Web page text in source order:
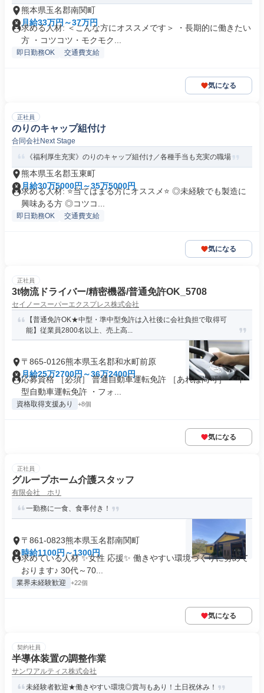
熊本県玉名郡南関町
月給33万円～37万円
求める人材: ＜こんな方にオススメです＞ ・長期的に働きたい
方 ・コツコツ・モクモク...
即日勤務OK 交通費支給
気になる
正社員
のりのキャップ組付け
合同会社Next Stage
《福利厚生充実》のりのキャップ組付け／各種手当も充実の職場
熊本県玉名郡玉東町
月給30万5000円～35万5000円
求める人材: ⭐️当てはまる方にオススメ⭐️ ◎未経験でも製造に
興味ある方 ◎コツコ...
即日勤務OK 交通費支給
気になる
正社員
3t物流ドライバー/精密機器/普通免許OK_5708
セイノースーパーエクスプレス株式会社
【普通免許OK★中型・準中型免許は入社後に会社負担で取得可
能】従業員2800名以上、売上高...
〒865-0126熊本県玉名郡和水町前原
月給25万2700円～36万2400円
応募資格 ［必須］ 普通自動車運転免許 ［あれば尚可］ ・中
型自動車運転免許 ・フォ...
資格取得支援あり +8個
気になる
正社員
グループホーム介護スタッフ
有限会社 ホリ
一勤務に一食、食事付き！
〒861-0823熊本県玉名郡南関町
時給1100円～1300円
求めている人材 ✨女性 応援✨ 働きやすい環境づくりに努めて
おります♪ 30代～70...
業界未経験歓迎 +22個
気になる
契約社員
半導体装置の調整作業
サンワアルティス株式会社
未経験者歓迎★働きやすい環境◎賞与もあり！土日祝休み！